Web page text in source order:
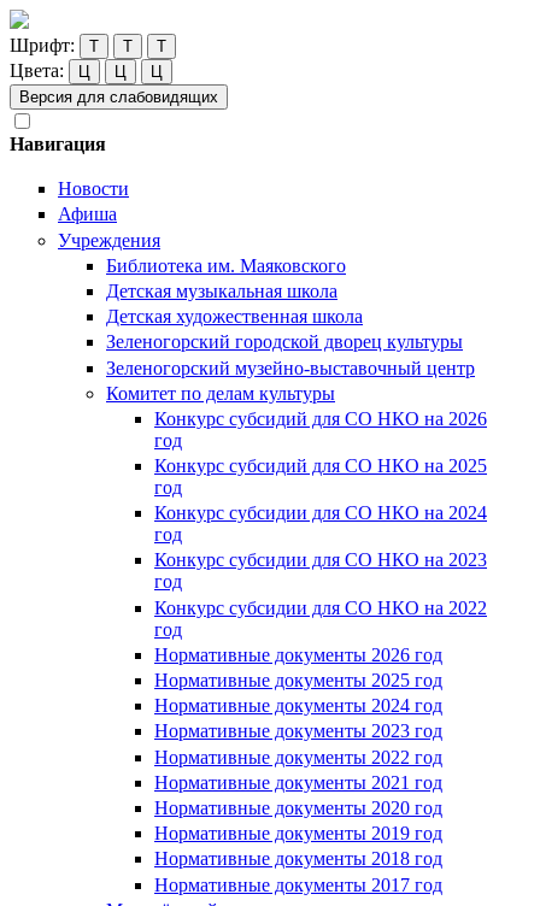
Шрифт: Т Т Т
Цвета: Ц Ц
Ц
Версия для слабовидящих
Навигация
Новости
Афиша
Учреждения
Библиотека им. Маяковского
Детская музыкальная школа
Детская художественная школа
Зеленогорский городской дворец культуры
Зеленогорский музейно-выставочный центр
Комитет по делам культуры
Конкурс субсидий для СО НКО на 2026
год
Конкурс субсидий для СО НКО на 2025
год
Конкурс субсидии для СО НКО на 2024
год
Конкурс субсидии для СО НКО на 2023
год
Конкурс субсидии для СО НКО на 2022
год
Нормативные документы 2026 год
Нормативные документы 2025 год
Нормативные документы 2024 год
Нормативные документы 2023 год
Нормативные документы 2022 год
Нормативные документы 2021 год
Нормативные документы 2020 год
Нормативные документы 2019 год
Нормативные документы 2018 год
Нормативные документы 2017 год